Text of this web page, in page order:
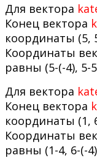
Для вектора
Конец вектора
координаты (5,
Координаты
равны (5-(-4), 5-
Для вектора
Конец вектора
координаты (1,
Координаты
равны (1-4, 6-(-